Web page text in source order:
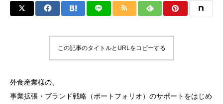
この記事のタイトルとURLをコピーする
外食産業様の、
事業拡張・ブランド戦略（ポートフォリオ）のサポートをはじめ